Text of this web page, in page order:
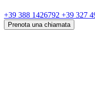
+39 388 1426792 +39 327
Prenota una chiamata